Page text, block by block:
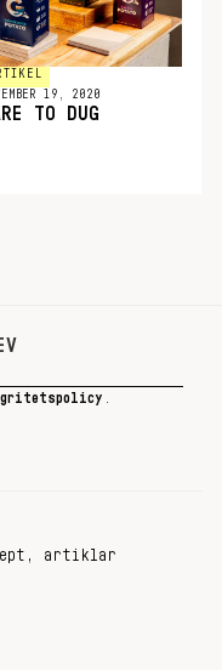
19, 2020
TO DUG
artiklar